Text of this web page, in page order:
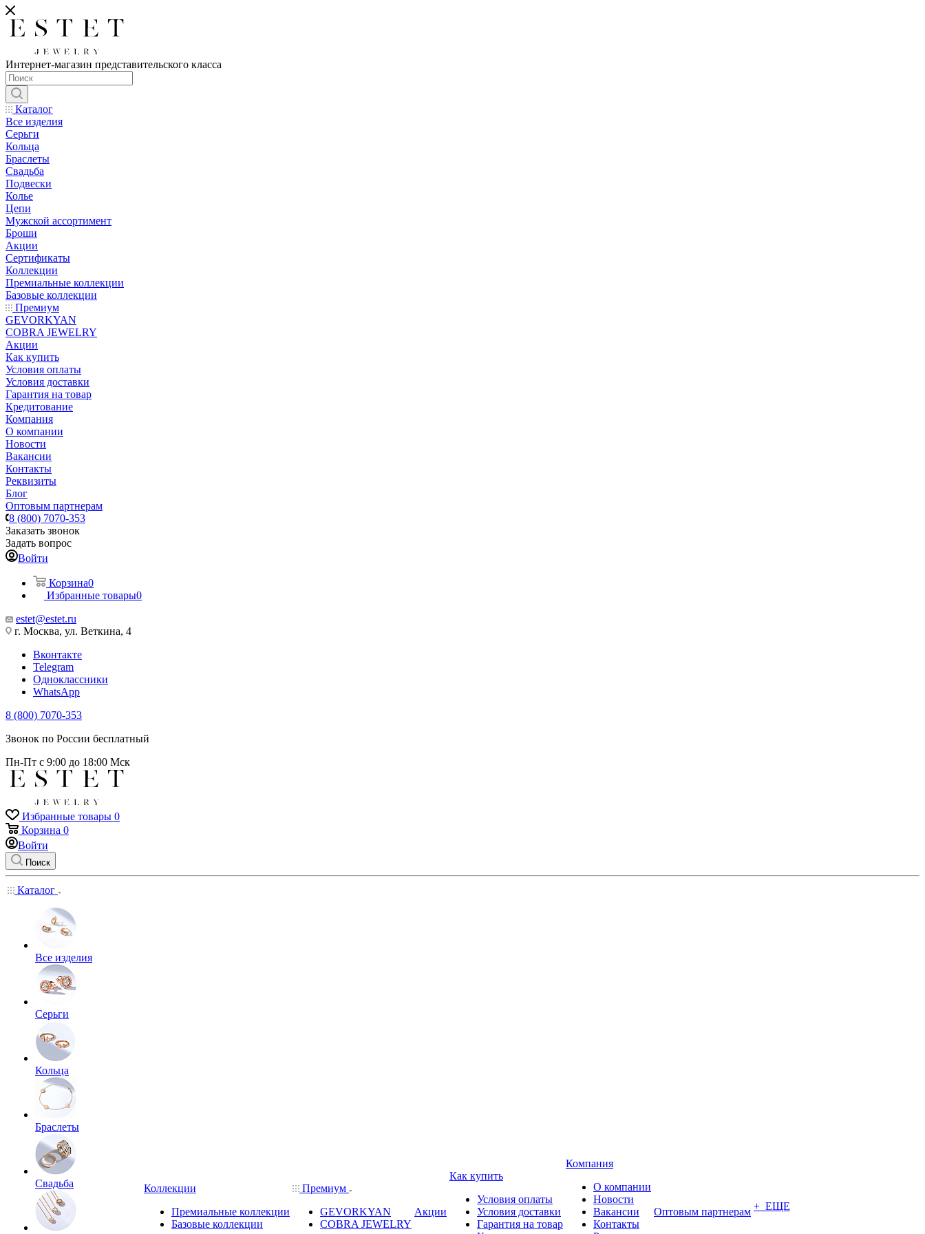
Интернет-магазин представительского класса
Каталог
Все изделия
Серьги
Кольца
Браслеты
Свадьба
Подвески
Колье
Цепи
Мужской ассортимент
Броши
Акции
Сертификаты
Коллекции
Премиальные коллекции
Базовые коллекции
Премиум
GEVORKYAN
COBRA JEWELRY
Акции
Как купить
Условия оплаты
Условия доставки
Гарантия на товар
Кредитование
Компания
О компании
Новости
Вакансии
Контакты
Реквизиты
Блог
Оптовым партнерам
8 (800) 7070-353
Заказать звонок
Задать вопрос
Войти
Корзина0
Избранные товары0
estet@estet.ru
г. Москва, ул. Веткина, 4
Вконтакте
Telegram
Одноклассники
WhatsApp
8 (800) 7070-353
Звонок по России бесплатный
Пн-Пт с 9:00 до 18:00 Мск
Избранные товары 0
Корзина 0
Войти
Поиск
Каталог
Все изделия
Серьги
Кольца
Браслеты
Свадьба
Коллекции
Премиальные коллекции
Базовые коллекции
Премиум
GEVORKYAN
COBRA JEWELRY
Акции
Как купить
Условия оплаты
Условия доставки
Гарантия на товар
Компания
О компании
Новости
Вакансии
Контакты
Оптовым партнерам + ЕЩЕ